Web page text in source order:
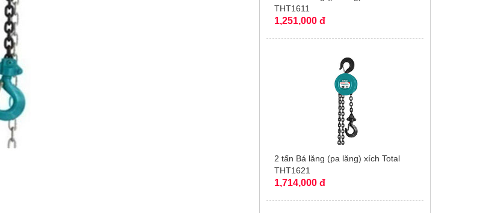
THT1611
1,251,000 đ
2 tấn Bá lăng (pa lăng) xích Total
THT1621
1,714,000 đ